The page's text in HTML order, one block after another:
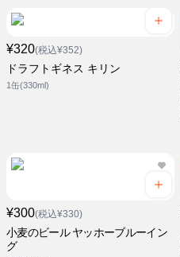
¥320(税込¥352)
ドラフトギネス キリン
1缶(330ml)
¥300(税込¥330)
小麦のビール ヤッホーブルーイン
グ